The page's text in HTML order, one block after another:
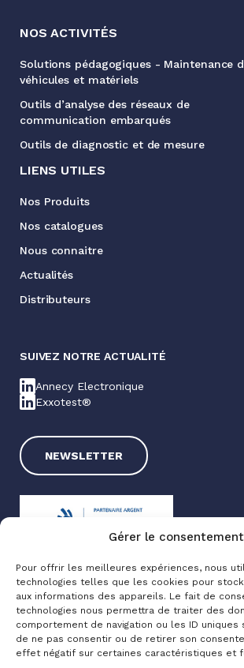
Gérer le consentement
Pour offrir les meilleures expériences, nous
technologies telles que les cookies pour
aux informations des appareils. Le fait de
technologies nous permettra de traiter des
comportement de navigation ou les ID
de ne pas consentir ou de retirer son
effet négatif sur certaines caractéristiques et
NOS ACTIVITÉS
Solutions pédagogiques - Maintenance
véhicules et matériels
Outils d’analyse des réseaux de
communication embarqués
Outils de diagnostic et de mesure
LIENS UTILES
Nos Produits
Nos catalogues
Nous connaitre
Actualités
Distributeurs
SUIVEZ NOTRE ACTUALITÉ
Annecy Electronique
Exxotest®
NEWSLETTER
Exxotest® 2025
Mentions légales
Politique de confidentialité
Made with love byAltimax